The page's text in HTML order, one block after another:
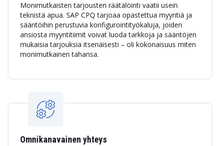
Monimutkaisten tarjousten räätälöinti vaatii usein
teknistä apua. SAP CPQ tarjoaa opastettua myyntiä ja
sääntöihin perustuvia konfigurointityökaluja, joiden
ansiosta myyntitiimit voivat luoda tarkkoja ja sääntöjen
mukaisia tarjouksia itsenäisesti – oli kokonaisuus miten
monimutkainen tahansa.
Omnikanavainen yhteys